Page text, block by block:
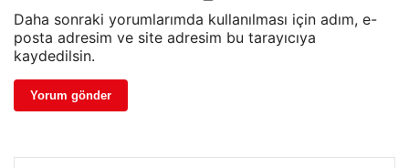
Daha sonraki yorumlarımda kullanılması için adım, e-
posta adresim ve site adresim bu tarayıcıya
kaydedilsin.